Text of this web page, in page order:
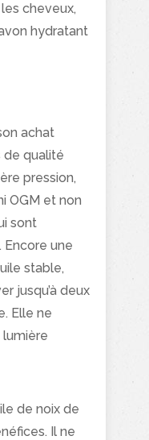
cheveux,
hydratant
achat
de qualité
pression,
OGM et non
sont
une
stable,
jusqu’à deux
Elle ne
lumière
de noix de
Il ne